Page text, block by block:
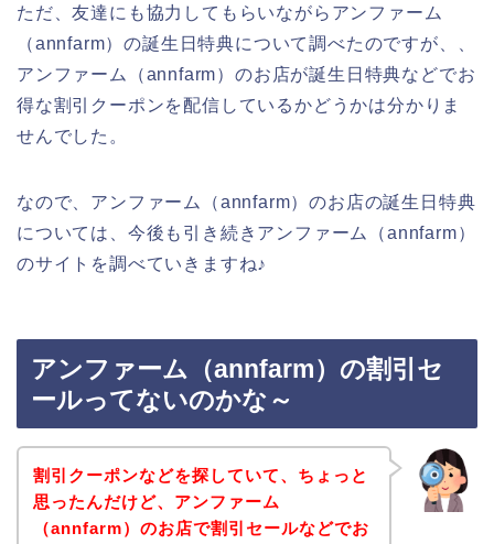
ただ、友達にも協力してもらいながらアンファーム
（annfarm）の誕生日特典について調べたのですが、、
アンファーム（annfarm）のお店が誕生日特典などでお
得な割引クーポンを配信しているかどうかは分かりま
せんでした。
なので、アンファーム（annfarm）のお店の誕生日特典
については、今後も引き続きアンファーム（annfarm）
のサイトを調べていきますね♪
アンファーム（annfarm）の割引セ
ールってないのかな～
割引クーポンなどを探していて、ちょっと
思ったんだけど、アンファーム
（annfarm）のお店で割引セールなどでお